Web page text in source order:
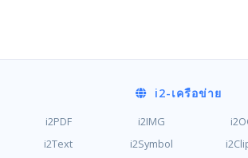
i2-เครือข่าย
i2PDF i2IMG
i2Text
i2Symbol